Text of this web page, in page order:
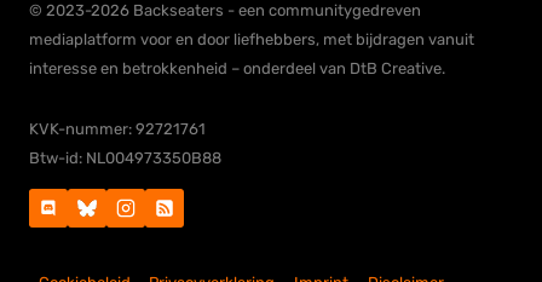
© 2023-2026 Backseaters - een communitygedreven
mediaplatform voor en door liefhebbers, met bijdragen vanuit
interesse en betrokkenheid – onderdeel van DtB Creative.
KVK-nummer: 92721761
Btw-id: NL004973350B88